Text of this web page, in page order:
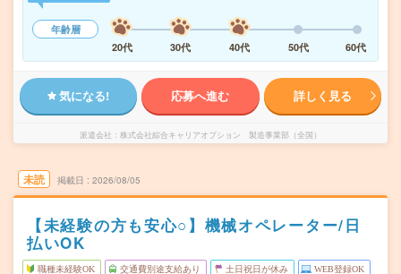
年齢層
20代
30代 40代 50代 60代
気になる! 応募へ進む 詳しく見る
派遣会社 株式会社綜合キャリアオプション 製造事業部（全国）
未読 掲載日 2026/08/05
【未経験の方も安心○】機械オペレーター/日
払いOK
職種未経験OK 交通費別途支給あり 土日祝日が休み WEB登録OK